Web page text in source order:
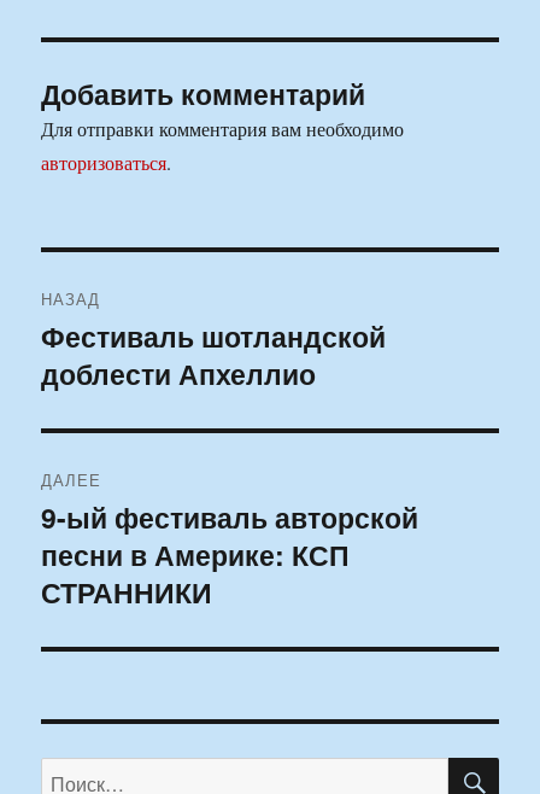
Добавить комментарий
Для отправки комментария вам необходимо
авторизоваться.
по
записям
НАЗАД
Предыдущая
запись:
Фестиваль шотландской
доблести Апхеллио
ДАЛЕЕ
Следующая
запись:
9-ый фестиваль авторской
песни в Америке: КСП
СТРАННИКИ
Искать: